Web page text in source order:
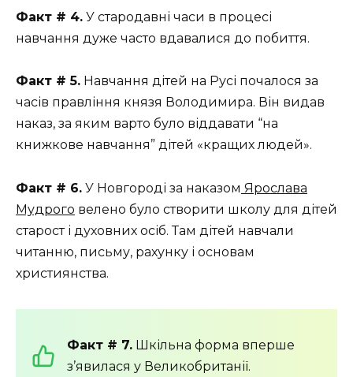
Факт # 4. У стародавні часи в процесі
навчання дуже часто вдавалися до побиття.
Факт # 5. Навчання дітей на Русі почалося за
часів правління князя Володимира. Він видав
наказ, за ​​яким варто було віддавати “на
книжкове навчання” дітей «кращих людей».
Факт # 6. У Новгороді за наказом Ярослава
Мудрого велено було створити школу для дітей
старост і духовних осіб. Там дітей навчали
читанню, письму, рахунку і основам
християнства.
Факт # 7. Шкільна форма вперше
з’явилася у Великобританії.